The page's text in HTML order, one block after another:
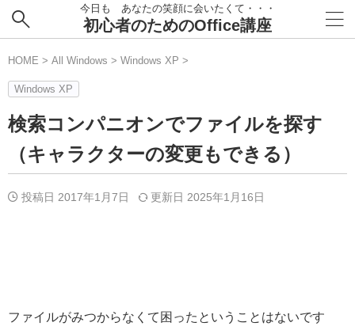
今日も あなたの笑顔に会いたくて・・・
初心者のためのOffice講座
HOME > All Windows > Windows XP >
Windows XP
検索コンパニオンでファイルを探す
（キャラクターの変更もできる）
投稿日 2017年1月7日 更新日 2025年1月16日
ファイルがみつからなくて困ったということはないです